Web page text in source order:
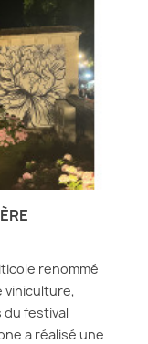
renommé
viniculture,
festival
a réalisé une